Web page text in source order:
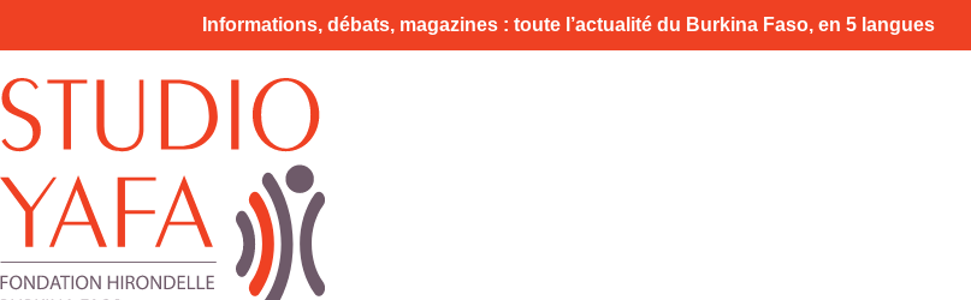
Informations, débats, magazines : toute l’actualité du Burkina Faso, en 5 langues